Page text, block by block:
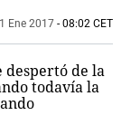
Ene 2017 - 08:02 CET
despertó de la
todavía la